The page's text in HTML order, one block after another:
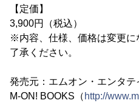
【定価】
3,900円（税込）
※内容、仕様、価格は変更に
了承ください。
発売元：エムオン・エンタテ
M-ON! BOOKS（ http://